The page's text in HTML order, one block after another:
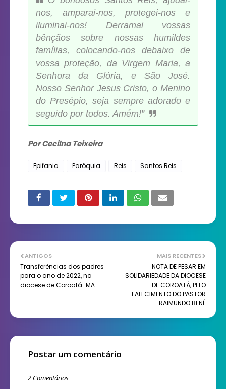
nos, amparai-nos, protegei-nos e
iluminai-nos! Derramai vossas
bênçãos sobre nossas humildes
famílias, colocando-nos debaixo de
vossa proteção, da Virgem Maria, a
Senhora da Glória, e São José.
Nosso Senhor Jesus Cristo, o Menino
do Presépio, seja sempre adorado e
seguido por todos. Amém!”
Por Cecilna Teixeira
Epifania Paróquia Reis Santos Reis
MAIS RECENTES
NOTA DE PESAR EM
SOLIDARIEDADE DA DIOCESE
DE COROATÁ, PELO
FALECIMENTO DO PASTOR
RAIMUNDO BENÉ
ANTIGOS
Transferências dos padres
para o ano de 2022, na
diocese de Coroatá-MA
Postar um comentário
2 Comentários